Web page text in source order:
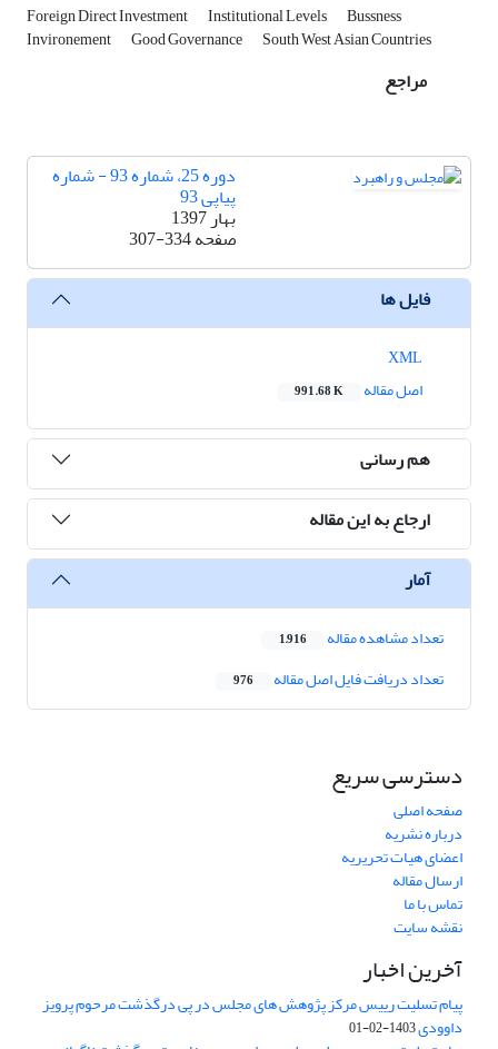
Foreign Direct Investment Institutional Levels Bussness
Invironement Good Governance South West Asian Countries
مراجع
دوره 25، شماره 93 - شماره
پیاپی 93
بهار 1397
صفحه307-334
فایل ها
اصل مقاله
991.68 K
هم رسانی
ارجاع به این مقاله
آمار
تعداد مشاهده مقاله 1,916
تعداد دریافت فایل اصل مقاله 976
دسترسی سریع
صفحه اصلی
درباره نشریه
اعضای هیات تحریریه
ارسال مقاله
تماس با ما
نقشه سایت
آخرین اخبار
پیام تسلیت رییس مرکز پژوهش های مجلس در پی درگذشت مرحوم پرویز
داوودی1403-02-01